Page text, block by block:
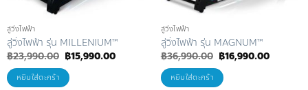
ลู่วิ่งไฟฟ้า
ลู่วิ่งไฟฟ้า รุ่น MILLENIUM™
฿23,990.00 Original
price
was:
฿23,990.00.
฿15,990.00Current
฿15,990.00.
หยิบใส่ตะกร้า
ลู่วิ่งไฟฟ้า
ลู่วิ่งไฟฟ้า รุ่น MAGNUM™
฿36,990.00 Original
price
was:
฿36,990.00.
฿16,990.00Current
หยิบใส่ตะกร้า